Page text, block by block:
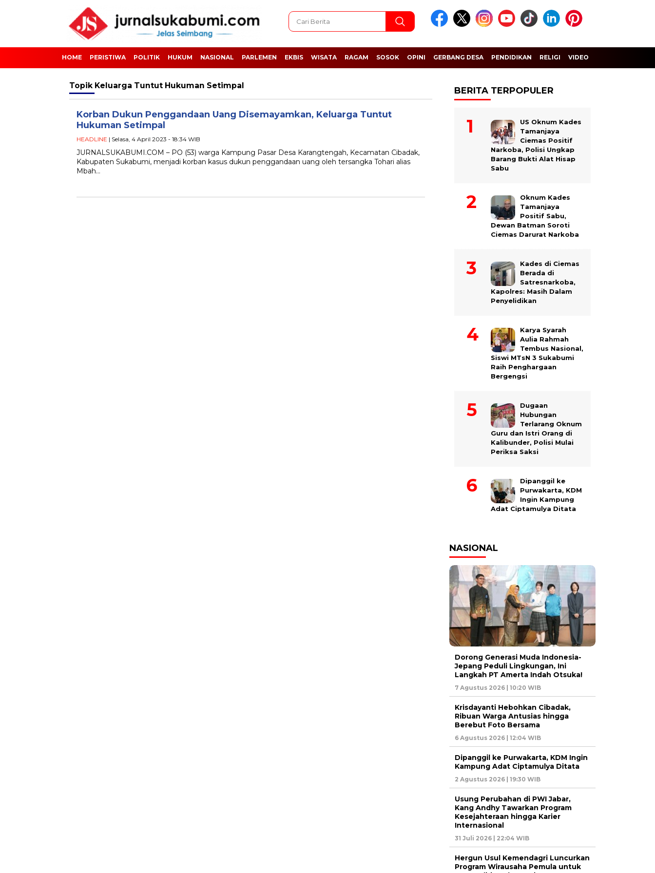
HOME PERISTIWA POLITIK HUKUM NASIONAL PARLEMEN EKBIS WISATA RAGAM SOSOK OPINI GERBANG DESA PENDIDIKAN RELIGI VIDEO
Topik Keluarga Tuntut Hukuman Setimpal
Korban Dukun Penggandaan Uang Disemayamkan, Keluarga Tuntut
Hukuman Setimpal
HEADLINE | Selasa, 4 April 2023 - 18:34 WIB
JURNALSUKABUMI.COM – PO (53) warga Kampung Pasar Desa Karangtengah, Kecamatan Cibadak,
Kabupaten Sukabumi, menjadi korban kasus dukun penggandaan uang oleh tersangka Tohari alias
Mbah…
BERITA TERPOPULER
US Oknum Kades
Tamanjaya
Ciemas Positif
Narkoba, Polisi Ungkap
Barang Bukti Alat Hisap
Sabu
Oknum Kades
Tamanjaya
Positif Sabu,
Dewan Batman Soroti
Ciemas Darurat Narkoba
Kades di Ciemas
Berada di
Satresnarkoba,
Kapolres: Masih Dalam
Penyelidikan
Karya Syarah
Aulia Rahmah
Tembus Nasional,
Siswi MTsN 3 Sukabumi
Raih Penghargaan
Bergengsi
Dugaan
Hubungan
Terlarang Oknum
Guru dan Istri Orang di
Kalibunder, Polisi Mulai
Periksa Saksi
Dipanggil ke
Purwakarta, KDM
Ingin Kampung
Adat Ciptamulya Ditata
NASIONAL
Dorong Generasi Muda Indonesia-
Jepang Peduli Lingkungan, Ini
Langkah PT Amerta Indah Otsuka!
7 Agustus 2026 | 10:20 WIB
Krisdayanti Hebohkan Cibadak,
Ribuan Warga Antusias hingga
Berebut Foto Bersama
6 Agustus 2026 | 12:04 WIB
Dipanggil ke Purwakarta, KDM Ingin
Kampung Adat Ciptamulya Ditata
2 Agustus 2026 | 19:30 WIB
Usung Perubahan di PWI Jabar,
Kang Andhy Tawarkan Program
Kesejahteraan hingga Karier
Internasional
31 Juli 2026 | 22:04 WIB
Hergun Usul Kemendagri Luncurkan
Program Wirausaha Pemula untuk